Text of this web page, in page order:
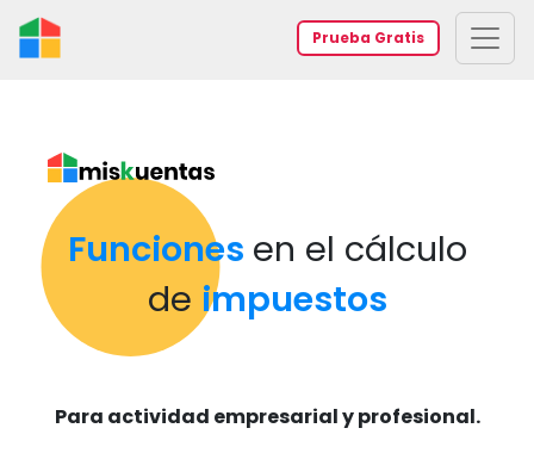
Prueba Gratis
Funciones en el cálculo
de impuestos
Para actividad empresarial y profesional.